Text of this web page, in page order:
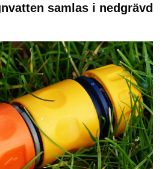
samlas i nedgrävd